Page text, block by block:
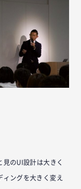
のUI設計は大きく
ングを大きく変え